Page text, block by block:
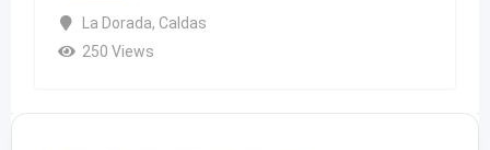
La Dorada, Caldas
250 Views